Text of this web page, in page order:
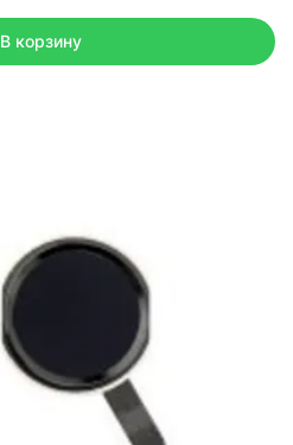
В корзину